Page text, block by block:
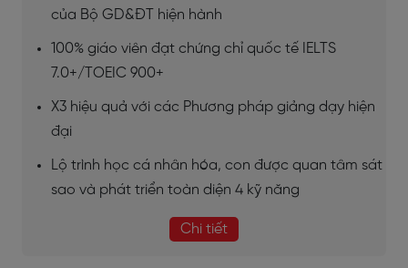
của Bộ GD&ĐT hiện hành
100% giáo viên đạt chứng chỉ quốc tế IELTS
7.0+/TOEIC 900+
X3 hiệu quả với các Phương pháp giảng dạy hiện
đại
Lộ trình học cá nhân hóa, con được quan tâm sát
sao và phát triển toàn diện 4 kỹ năng
Chi tiết